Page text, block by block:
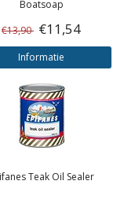
Boatsoap
€13,90 €11,54
Informatie
Teak Oil Sealer